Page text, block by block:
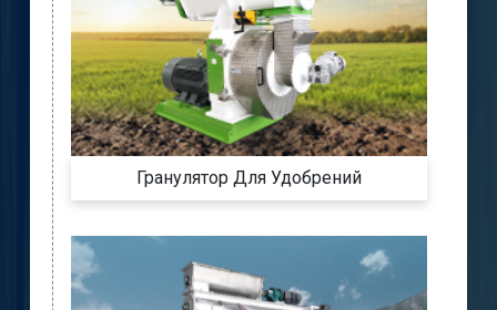
Гранулятор Для Удобрений